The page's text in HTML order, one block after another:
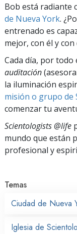
Bob está radiante
de Nueva York.
entrenado es
mejor, con él y
Cada día, por
auditación
la iluminación
misión o grupo de
comenzar tu
Scientologists @life
mundo que están
profesional y
Temas
Ciudad de Nueva
Iglesia de